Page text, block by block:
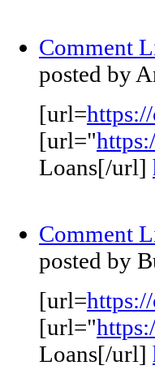
Comment
posted by
[url=
[url="
Loans[/url]
Comment
posted by
[url=
[url="
Loans[/url]